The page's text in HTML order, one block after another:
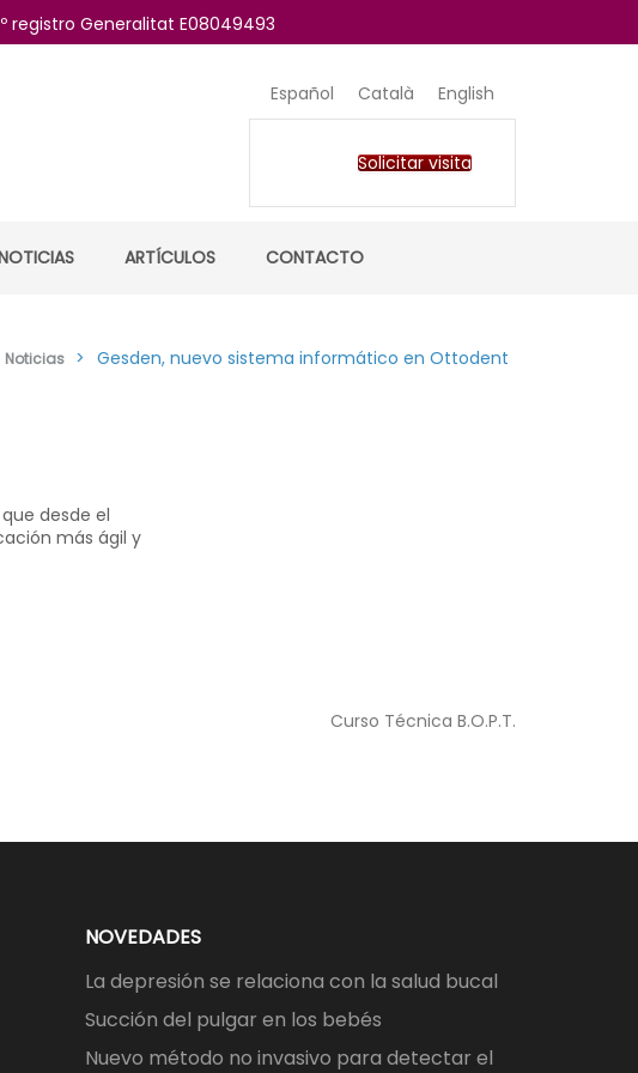
registro Generalitat E08049493
Español Català English
Solicitar visita
ARTÍCULOS CONTACTO
Noticias > Gesden, nuevo sistema informático en Ottodent
desde el
más ágil y
Curso Técnica B.O.P.T.
NOVEDADES
La depresión se relaciona con la salud bucal
Succión del pulgar en los bebés
Nuevo método no invasivo para detectar el